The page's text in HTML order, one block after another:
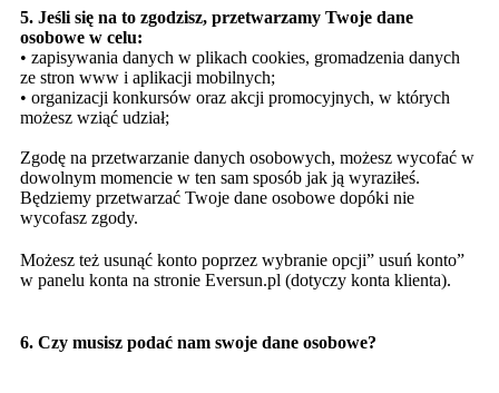
5. Jeśli się na to zgodzisz, przetwarzamy Twoje dane
osobowe w celu:
• zapisywania danych w plikach cookies, gromadzenia danych
ze stron www i aplikacji mobilnych;
• organizacji konkursów oraz akcji promocyjnych, w których
możesz wziąć udział;
Zgodę na przetwarzanie danych osobowych, możesz wycofać w
dowolnym momencie w ten sam sposób jak ją wyraziłeś.
Będziemy przetwarzać Twoje dane osobowe dopóki nie
wycofasz zgody.
Możesz też usunąć konto poprzez wybranie opcji” usuń konto”
w panelu konta na stronie Eversun.pl (dotyczy konta klienta).
6. Czy musisz podać nam swoje dane osobowe?